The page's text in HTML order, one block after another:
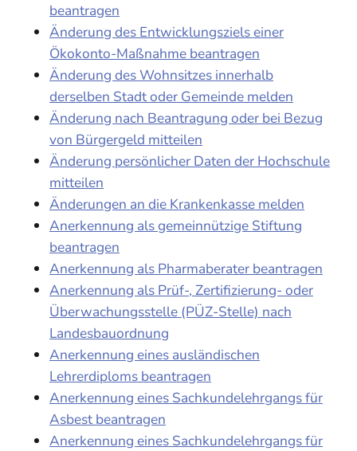
beantragen
Änderung des Entwicklungsziels einer
Ökokonto-Maßnahme beantragen
Änderung des Wohnsitzes innerhalb
derselben Stadt oder Gemeinde melden
Änderung nach Beantragung oder bei Bezug
von Bürgergeld mitteilen
Änderung persönlicher Daten der Hochschule
mitteilen
Änderungen an die Krankenkasse melden
Anerkennung als gemeinnützige Stiftung
beantragen
Anerkennung als Pharmaberater beantragen
Anerkennung als Prüf-, Zertifizierung- oder
Überwachungsstelle (PÜZ-Stelle) nach
Landesbauordnung
Anerkennung eines ausländischen
Lehrerdiploms beantragen
Anerkennung eines Sachkundelehrgangs für
Asbest beantragen
Anerkennung eines Sachkundelehrgangs für